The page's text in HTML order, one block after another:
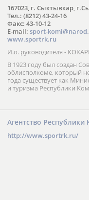
167023, г. Сыктывкар,
Тел.: (8212) 43-24-16
Факс: 43-10-12
E-mail: sport-
www.sportrk.ru
И.о. руководителя -
В 1923 году был создан
облисполкоме, который
года существует как
и туризма Республики
Агентство
http://www.sportrk.ru/